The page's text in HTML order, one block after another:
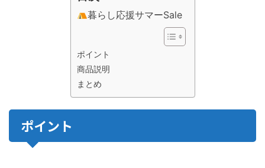
暮らし応援サマーSale
ポイント
商品説明
まとめ
ポイント